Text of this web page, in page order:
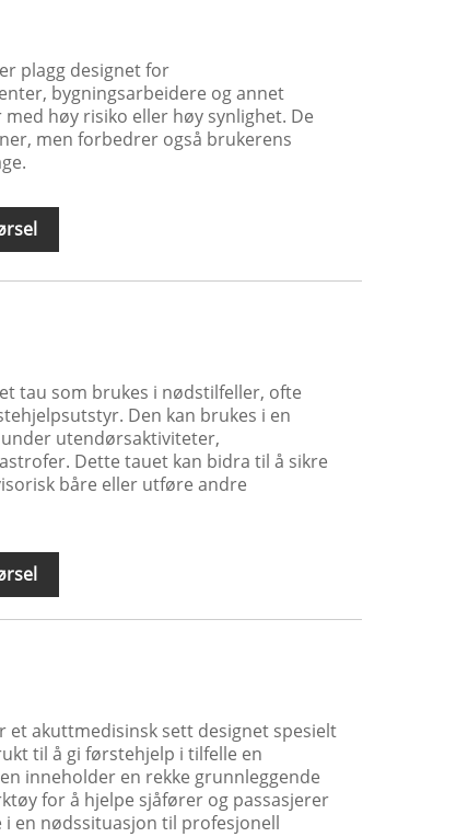
plagg designet for
bygningsarbeidere og annet
høy risiko eller høy synlighet. De
men forbedrer også brukerens
tau som brukes i nødstilfeller, ofte
Den kan brukes i en
utendørsaktiviteter,
Dette tauet kan bidra til å sikre
båre eller utføre andre
et akuttmedisinsk sett designet spesielt
til å gi førstehjelp i tilfelle en
inneholder en rekke grunnleggende
for å hjelpe sjåfører og passasjerer
i en nødssituasjon til profesjonell